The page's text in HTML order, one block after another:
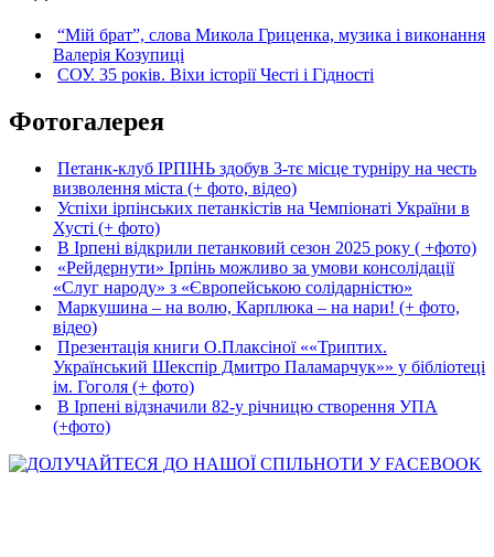
“Мій брат”, слова Микола Гриценка, музика і виконання
Валерія Козупиці
СОУ. 35 років. Віхи історії Честі і Гідності
Фотогалерея
Петанк-клуб ІРПІНЬ здобув 3-тє місце турніру на честь
визволення міста (+ фото, відео)
Успіхи ірпінських петанкістів на Чемпіонаті України в
Хусті (+ фото)
В Ірпені відкрили петанковий сезон 2025 року ( +фото)
«Рейдернути» Ірпінь можливо за умови консолідації
«Слуг народу» з «Європейською солідарністю»
Маркушина – на волю, Карплюка – на нари! (+ фото,
відео)
Презентація книги О.Плаксіної ««Триптих.
Український Шекспір Дмитро Паламарчук»» у бібліотеці
ім. Гоголя (+ фото)
В Ірпені відзначили 82-у річницю створення УПА
(+фото)